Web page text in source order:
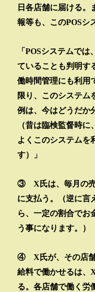
日各店舗に届ける。
報等も、このPOSシ
「POSシステムでは
ていることも判明す
働時間管理にも利用
限り、このシステム
例は、今はどうだか
（昔は臨検監督時に
よくこのシステムを
す）」
③X 氏は、毎月の
に支払う。（逆に言
ら、一定の割合でお
う事になります。）
④X 氏が、その店
給料で働かせるは、
る。各店舗で働く労